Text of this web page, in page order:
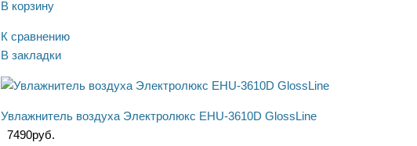
В корзину
К сравнению
В закладки
Увлажнитель воздуха Электролюкс EHU-3610D GlossLine
7490руб.